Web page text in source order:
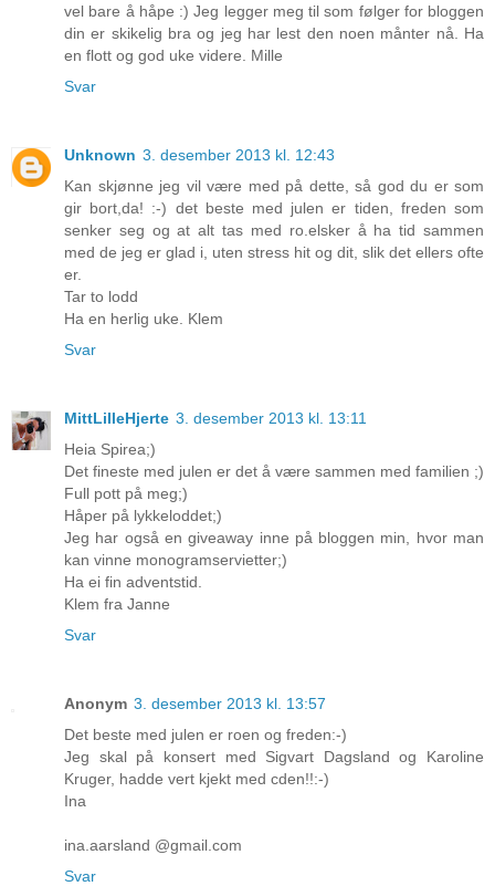
vel bare å håpe :) Jeg legger meg til som følger for bloggen
din er skikelig bra og jeg har lest den noen månter nå. Ha
en flott og god uke videre. Mille
Svar
Unknown 3. desember 2013 kl. 12:43
Kan skjønne jeg vil være med på dette, så god du er som
gir bort,da! :-) det beste med julen er tiden, freden som
senker seg og at alt tas med ro.elsker å ha tid sammen
med de jeg er glad i, uten stress hit og dit, slik det ellers ofte
er.
Tar to lodd
Ha en herlig uke. Klem
Svar
MittLilleHjerte 3. desember 2013 kl. 13:11
Heia Spirea;)
Det fineste med julen er det å være sammen med familien ;)
Full pott på meg;)
Håper på lykkeloddet;)
Jeg har også en giveaway inne på bloggen min, hvor man
kan vinne monogramservietter;)
Ha ei fin adventstid.
Klem fra Janne
Svar
Anonym 3. desember 2013 kl. 13:57
Det beste med julen er roen og freden:-)
Jeg skal på konsert med Sigvart Dagsland og Karoline
Kruger, hadde vert kjekt med cden!!:-)
Ina
ina.aarsland @gmail.com
Svar